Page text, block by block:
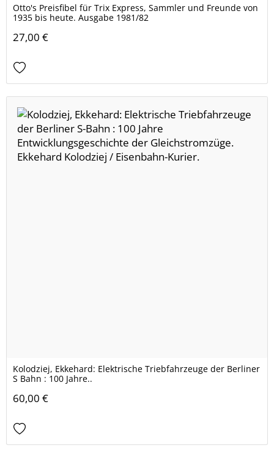
Otto's Preisfibel für Trix Express, Sammler und Freunde von
1935 bis heute. Ausgabe 1981/82
27,00 €
Kolodziej, Ekkehard: Elektrische Triebfahrzeuge der Berliner
S Bahn : 100 Jahre..
60,00 €